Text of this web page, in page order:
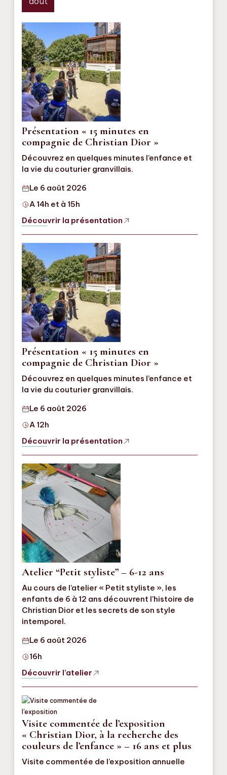
Présentation « 15 minutes en
compagnie de Christian Dior »
Découvrez en quelques minutes l’enfance et
la vie du couturier granvillais.
Le 6 août 2026
A 14h et à 15h
Découvrir la présentation
Présentation « 15 minutes en
compagnie de Christian Dior »
Découvrez en quelques minutes l’enfance et
la vie du couturier granvillais.
Le 6 août 2026
A 12h
Découvrir la présentation
Atelier “Petit styliste” – 6-12 ans
Au cours de l’atelier « Petit styliste », les
enfants de 6 à 12 ans découvrent l’histoire de
Christian Dior et les secrets de son style
intemporel.
Le 6 août 2026
16h
Découvrir l’atelier
Visite commentée de l’exposition
« Christian Dior, à la recherche des
couleurs de l’enfance » – 16 ans et plus
Visite commentée de l’exposition annuelle